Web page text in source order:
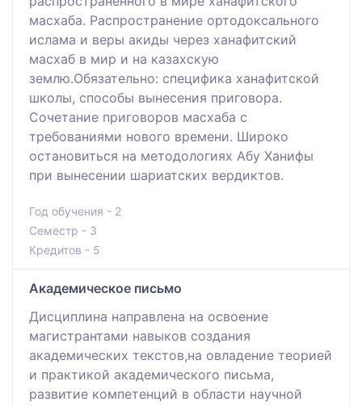
масхаба. Распространение ортодоксального
ислама и веры акиды через ханафитский
масхаб в мир и на казахскую
землю.Обязательно: специфика ханафитской
школы, способы вынесения приговора.
Сочетание приговоров масхаба с
требованиями нового времени. Широко
остановиться на методологиях Абу Ханифы
при вынесении шариатских вердиктов.
Год обучения - 2
Семестр - 3
Кредитов - 5
Академическое письмо
Дисциплина направлена на освоение
магистрантами навыков создания
академических текстов,на овладение теорией
и практикой академического письма,
развитие компетенций в области научной